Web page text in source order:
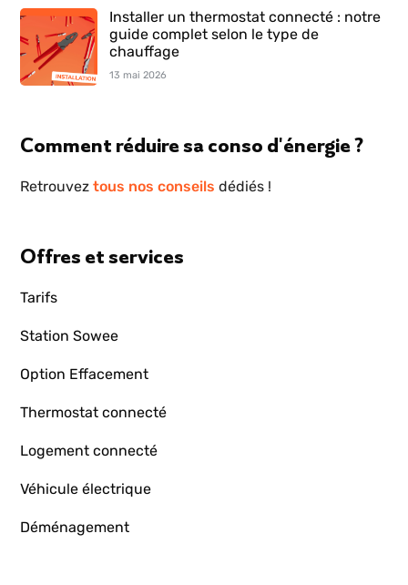
Installer un thermostat connecté : notre
guide complet selon le type de
chauffage
13 mai 2026
Comment réduire sa conso d'énergie ?
Retrouveztous nos conseils dédiés !
Offres et services
Tarifs
Station Sowee
Option Effacement
Thermostat connecté
Logement connecté
Véhicule électrique
Déménagement